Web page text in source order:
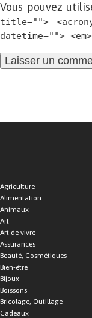
Vous pouvez
title="">
datetime="">
Agriculture
Alimentation
Animaux
Art
Art de vivre
Assurances
Beauté, Cosmétiques
Bien-être
Bijoux
Boissons
Bricolage, Outillage
Cadeaux